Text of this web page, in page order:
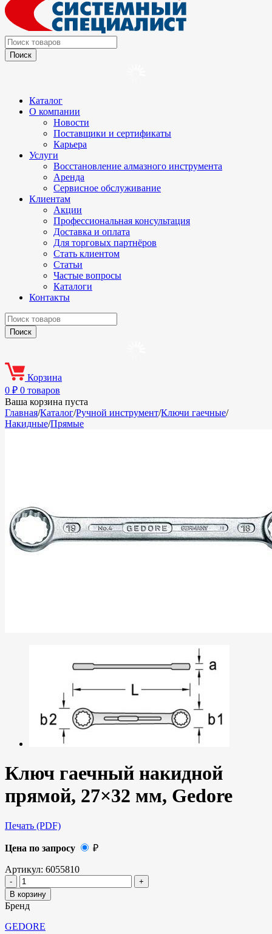
Каталог
О компании
Новости
Поставщики и сертификаты
Карьера
Услуги
Восстановление алмазного инструмента
Аренда
Сервисное обслуживание
Клиентам
Акции
Профессиональная консультация
Доставка и оплата
Для торговых партнёров
Стать клиентом
Статьи
Частые вопросы
Каталоги
Контакты
Корзина
0 ₽ 0 товаров
Ваша корзина пуста
Главная/Каталог/Ручной инструмент/Ключи гаечные/
Накидные/Прямые
Ключ гаечный накидной
прямой, 27×32 мм, Gedore
Печать (PDF)
Цена по запросу ₽
Артикул: 6055810
В корзину
Бренд
GEDORE